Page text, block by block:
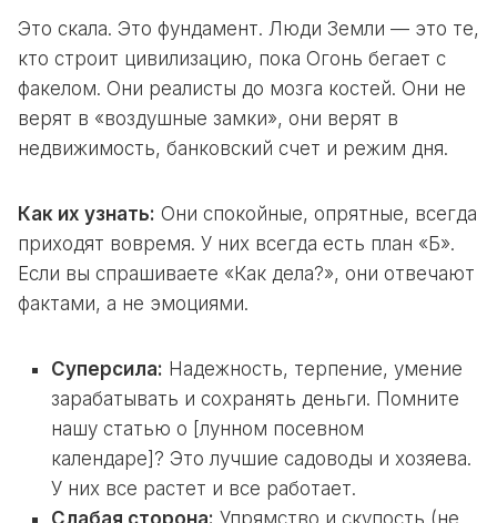
Это скала. Это фундамент. Люди Земли — это те,
кто строит цивилизацию, пока Огонь бегает с
факелом. Они реалисты до мозга костей. Они не
верят в «воздушные замки», они верят в
недвижимость, банковский счет и режим дня.
Как их узнать: Они спокойные, опрятные, всегда
приходят вовремя. У них всегда есть план «Б».
Если вы спрашиваете «Как дела?», они отвечают
фактами, а не эмоциями.
Суперсила: Надежность, терпение, умение
зарабатывать и сохранять деньги. Помните
нашу статью о [лунном посевном
календаре]? Это лучшие садоводы и хозяева.
У них все растет и все работает.
Слабая сторона: Упрямство и скупость (не